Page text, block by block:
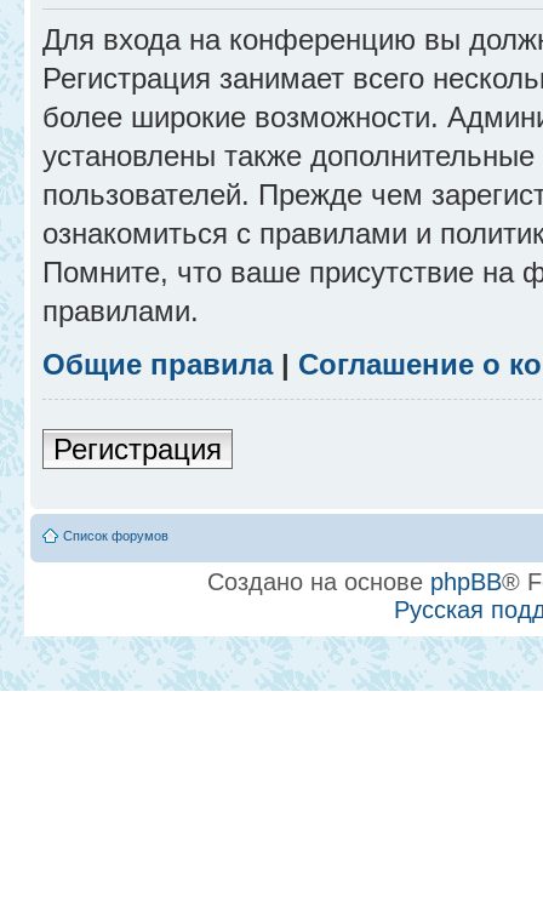
Для входа на конференцию вы
Регистрация занимает всего
более широкие возможности.
установлены также
пользователей. Прежде чем
ознакомиться с правилами и
Помните, что ваше присутствие на
правилами.
Общие правила| Соглашение о
Регистрация
Список форумов
Создано на основе phpBB®
Русская